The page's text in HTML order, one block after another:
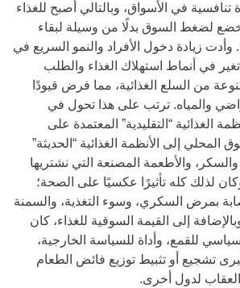
تنافسية في الأسواق، وبالتالي أصبح للغذاء
لضغط السوق بدلًا من وسيلة لبقاء
وأدت زيادة دخول الأفراد والنمو السريع في
تغير في أنماط استهلاك الغذاء والطلب
من السلع الغذائية، مما فرض قيودًا
والمياه. ترتب على هذا تحول في
الغذائية “التقليدية” المعتمدة على
المحلي إلى الأنظمة الغذائية “الحديثة”
والأطعمة المصنعة التي نشتريها
لذلك كله تأثيرًا عكسيًا على الصحة؛
بمرض السكري، وسوء التغذية، والسمنة
إلى القيمة السوقية للغذاء، كان
للقمع، وأداة للسياسة الخارجية،
تشجيع أو تثبيط توزيع فائض الطعام
لدول أخرى.